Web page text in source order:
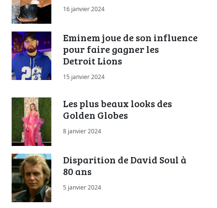
16 janvier 2024
Eminem joue de son influence
pour faire gagner les
Detroit Lions
15 janvier 2024
Les plus beaux looks des
Golden Globes
8 janvier 2024
Disparition de David Soul à
80 ans
5 janvier 2024